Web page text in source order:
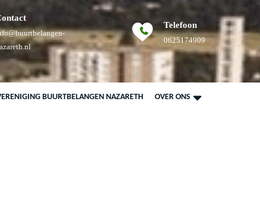
E-
Telefoon
0625174909Telefoonnummer
BUURTBELANGEN NAZARETH OVER ONS